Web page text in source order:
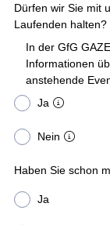
Dürfen wir Sie mit
Laufenden halten?
In der GfG
Informationen
anstehende
Ja
Nein
Haben Sie schon
Ja